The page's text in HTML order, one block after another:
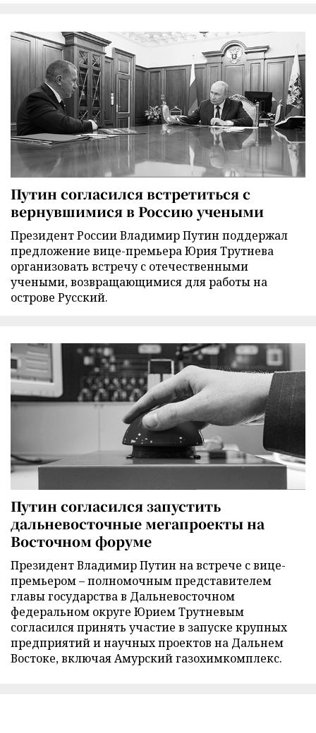
Путин согласился встретиться с
вернувшимися в Россию учеными
Президент России Владимир Путин поддержал
предложение вице-премьера Юрия Трутнева
организовать встречу с отечественными
учеными, возвращающимися для работы на
острове Русский.
Путин согласился запустить
дальневосточные мегапроекты на
Восточном форуме
Президент Владимир Путин на встрече с вице-
премьером – полномочным представителем
главы государства в Дальневосточном
федеральном округе Юрием Трутневым
согласился принять участие в запуске крупных
предприятий и научных проектов на Дальнем
Востоке, включая Амурский газохимкомплекс.